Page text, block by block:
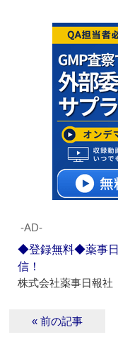
‐AD‐
◆登録無料◆薬事
信！
株式会社薬事日報社
« 前の記事